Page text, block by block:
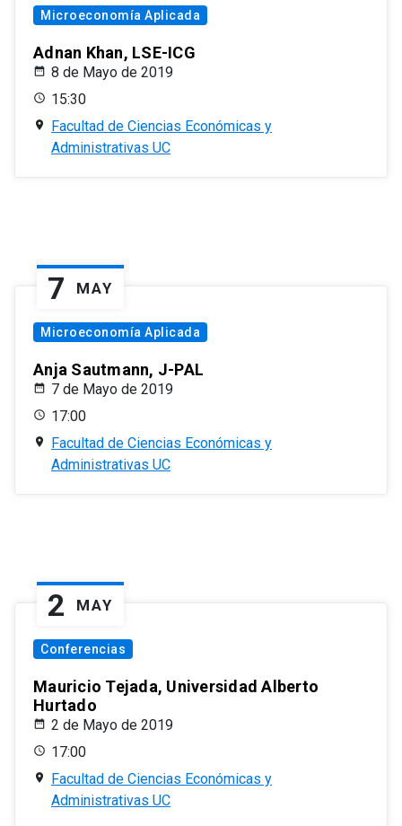
Microeconomía Aplicada
Adnan Khan, LSE-ICG
8 de Mayo de 2019
15:30
Facultad de Ciencias Económicas y
Administrativas UC
7 MAY
Microeconomía Aplicada
Anja Sautmann, J-PAL
7 de Mayo de 2019
17:00
Facultad de Ciencias Económicas y
Administrativas UC
2 MAY
Conferencias
Mauricio Tejada, Universidad Alberto
Hurtado
2 de Mayo de 2019
17:00
Facultad de Ciencias Económicas y
Administrativas UC